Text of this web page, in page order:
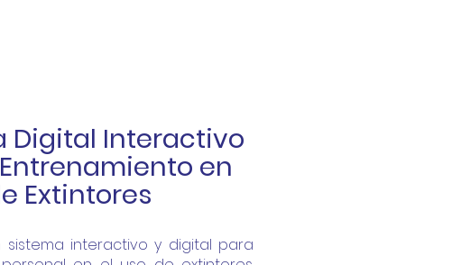
Digital Interactivo
en
Extintores
sistema interactivo y digital para